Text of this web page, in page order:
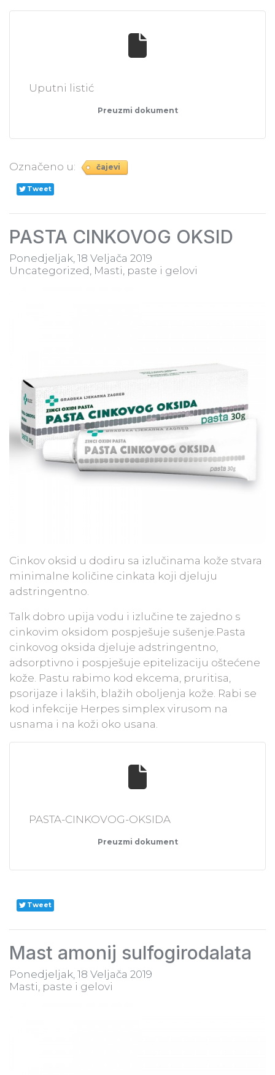
Uputni listić
Preuzmi dokument
Označeno u: čajevi
Tweet
PASTA CINKOVOG OKSID
Ponedjeljak, 18 Veljača 2019
Uncategorized Masti, paste i gelovi
Cinkov oksid u dodiru sa izlučinama kože stvara
minimalne količine cinkata koji djeluju
adstringentno.
Talk dobro upija vodu i izlučine te zajedno s
cinkovim oksidom pospješuje sušenje.Pasta
cinkovog oksida djeluje adstringentno,
adsorptivno i pospješuje epitelizaciju oštećene
kože. Pastu rabimo kod ekcema, pruritisa,
psorijaze i lakših, blažih oboljenja kože. Rabi se
kod infekcije Herpes simplex virusom na
usnama i na koži oko usana.
PASTA-CINKOVOG-OKSIDA
Preuzmi dokument
Tweet
Mast amonij sulfogirodalata
Ponedjeljak, 18 Veljača 2019
Masti, paste i gelovi